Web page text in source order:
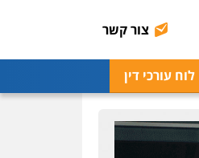
צור קשר
לוח עורכי דין
– עורכי דין
תנועה
תעבורה עורכי
אסירים מעצרים